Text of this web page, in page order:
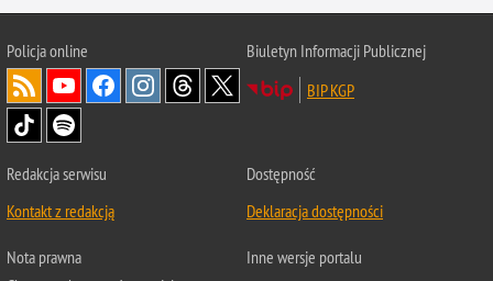
Policjaonline
Biuletyn Informacji Publicznej
BIP KGP
Redakcja serwisu
Kontakt z redakcją
Dostępność
Deklaracja dostępności
Nota prawna
Inne wersje portalu